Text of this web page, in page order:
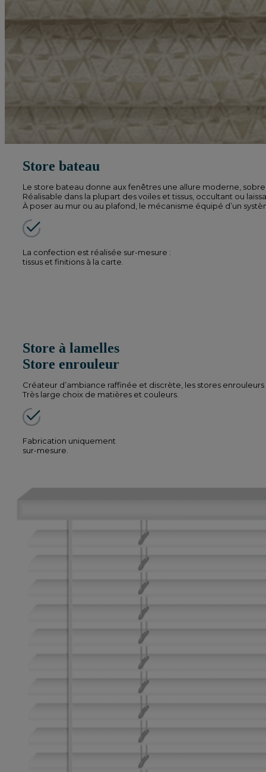
Store bateau
Le store bateau donne aux fenêtres une allure moderne,
Réalisable dans la plupart des voiles et tissus, occultant ou
À poser au mur ou au plafond, le mécanisme équipé d’un
La confection est réalisée sur-mesure :
tissus et finitions à la carte.
Store à lamelles
Store enrouleur
Créateur d’ambiance raffinée et discrète, les stores
Très large choix de matières et couleurs.
Fabrication uniquement
sur-mesure.